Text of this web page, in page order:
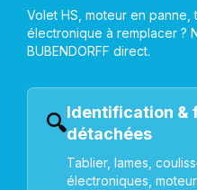
Volet HS, moteur en
électronique à remplacer ?
BUBENDORFF direct.
🔍Identification &
détachées
Tablier, lames,
électroniques,